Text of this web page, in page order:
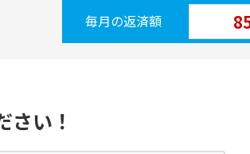
毎月の返済額
さい！